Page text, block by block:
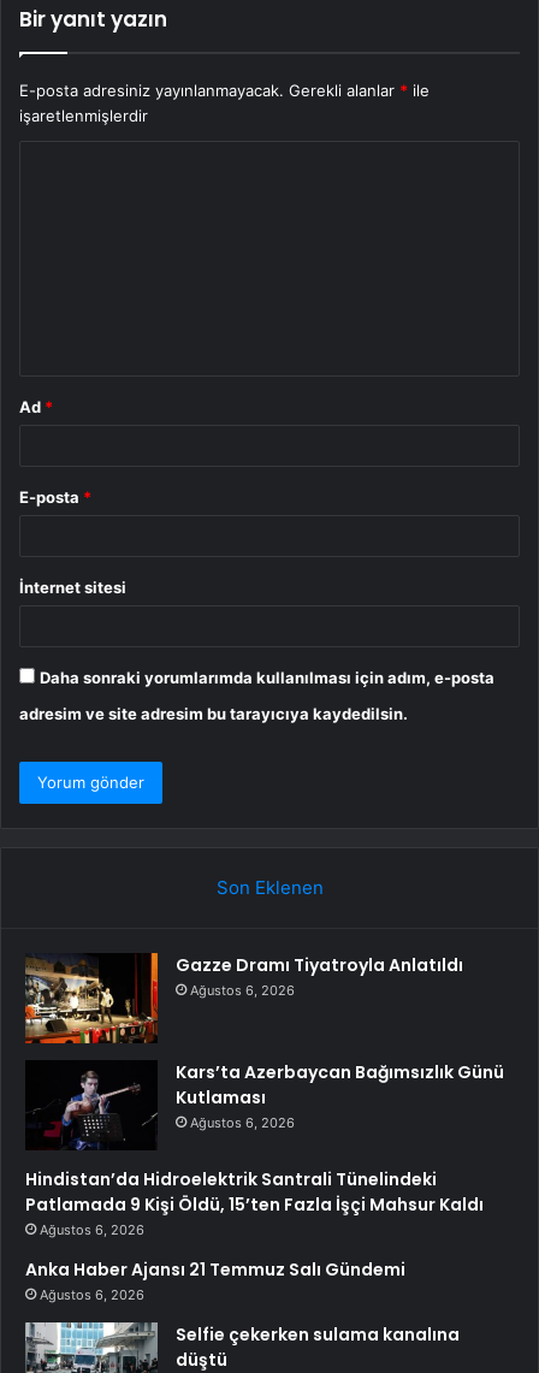
Bir yanıt yazın
E-posta adresiniz yayınlanmayacak. Gerekli alanlar * ile
işaretlenmişlerdir
Ad *
E-posta *
İnternet sitesi
Daha sonraki yorumlarımda kullanılması için adım, e-posta
adresim ve site adresim bu tarayıcıya kaydedilsin.
Son Eklenen
Gazze Dramı Tiyatroyla Anlatıldı
Ağustos 6, 2026
Kars’ta Azerbaycan Bağımsızlık Günü
Kutlaması
Ağustos 6, 2026
Hindistan’da Hidroelektrik Santrali Tünelindeki
Patlamada 9 Kişi Öldü, 15’ten Fazla İşçi Mahsur Kaldı
Ağustos 6, 2026
Anka Haber Ajansı 21 Temmuz Salı Gündemi
Ağustos 6, 2026
Selfie çekerken sulama kanalına
düştü